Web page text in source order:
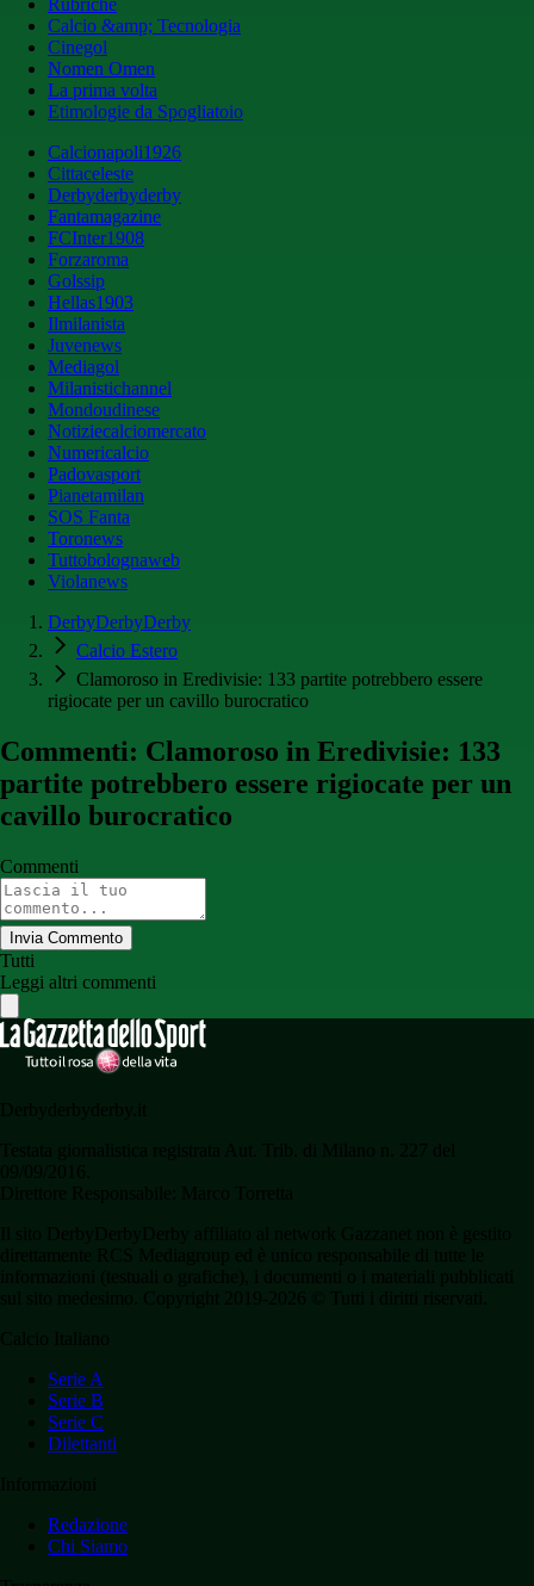
Rubriche
Calcio &amp; Tecnologia
Cinegol
Nomen Omen
La prima volta
Etimologie da Spogliatoio
Calcionapoli1926
Cittaceleste
Derbyderbyderby
Fantamagazine
FCInter1908
Forzaroma
Golssip
Hellas1903
Ilmilanista
Juvenews
Mediagol
Milanistichannel
Mondoudinese
Notiziecalciomercato
Numericalcio
Padovasport
Pianetamilan
SOS Fanta
Toronews
Tuttobolognaweb
Violanews
DerbyDerbyDerby
Calcio Estero
Clamoroso in Eredivisie: 133 partite potrebbero essere
rigiocate per un cavillo burocratico
Commenti: Clamoroso in Eredivisie: 133
partite potrebbero essere rigiocate per un
cavillo burocratico
Commenti
Invia Commento
Tutti
Leggi altri commenti
Serie A
Serie B
Serie C
Dilettanti
Redazione
Chi Siamo